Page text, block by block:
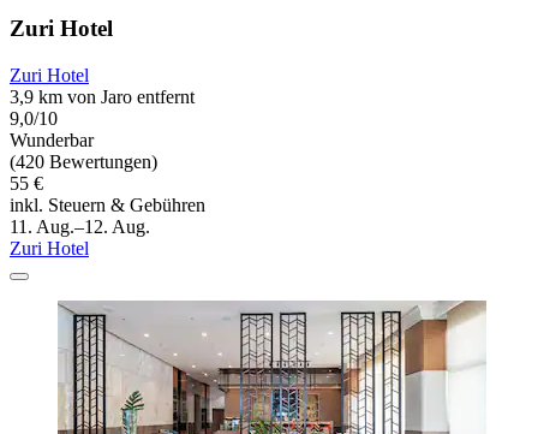
Zuri Hotel
Zuri Hotel
3,9 km von Jaro entfernt
9,0/10
Wunderbar
(420 Bewertungen)
55 €
inkl. Steuern & Gebühren
11. Aug.–12. Aug.
Zuri Hotel